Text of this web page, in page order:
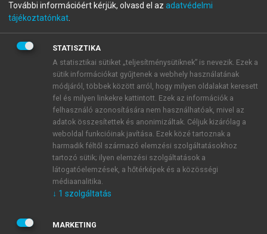
A regisztráció után apróbaidőszakautomatikusan
BELÉPÉS SAJÁT FIÓKKAL
ÚJ FIÓK LÉTREHOZÁSA
1 óra díjmentes hozzáférés
E-MAIL-CÍM
JELSZÓ
További információért kérjük, olvasd el az adatvédelmi
tájékoztatónkat
STATISZTIKA
A statisztikai sütiket „teljesítménysütiknek” is nevezik. Ezek a
sütik információkat gyűjtenek a webhely használatának
módjáról, többek között arról, hogy milyen oldalakat keresett
fel és milyen linkekre kattintott. Ezek az információk a
felhasználó azonosítására nem használhatóak, mivel az
adatok összesítettek és anonimizáltak. Céljuk kizárólag a
weboldal funkcióinak javítása. Ezek közé tartoznak a
harmadik féltől származó elemzési szolgáltatásokhoz
tartozó sütik; ilyen elemzési szolgáltatások a
látogatóelemzések, a hőtérképek és a közösségi
médiaanalitika.
↓ 1 szolgáltatás
MARKETING